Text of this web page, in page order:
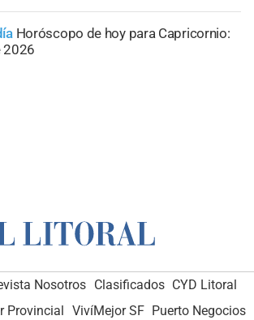
Horóscopo de hoy para Capricornio:
2026
Nosotros Clasificados CYD Litoral
Provincial VivíMejor SF Puerto Negocios